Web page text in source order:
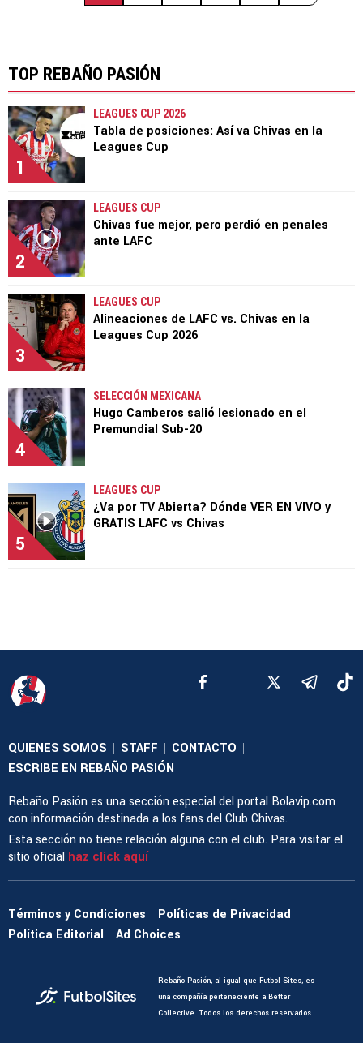
TOP REBAÑO PASIÓN
1
LEAGUES CUP 2026
Tabla de posiciones: Así va Chivas en la
Leagues Cup
2
LEAGUES CUP
Chivas fue mejor, pero perdió en penales
ante LAFC
3
LEAGUES CUP
Alineaciones de LAFC vs. Chivas en la
Leagues Cup 2026
4
SELECCIÓN MEXICANA
Hugo Camberos salió lesionado en el
Premundial Sub-20
5
LEAGUES CUP
¿Va por TV Abierta? Dónde VER EN VIVO y
GRATIS LAFC vs Chivas
QUIENES SOMOS | STAFF | CONTACTO |
ESCRIBE EN REBAÑO PASIÓN
Rebaño Pasión es una sección especial del portal Bolavip.com
con información destinada a los fans del Club Chivas.
Esta sección no tiene relación alguna con el club. Para visitar el
sitio oficial haz click aquí
Términos y Condiciones
Políticas de Privacidad
Política Editorial
Ad Choices
Rebaño Pasión, al igual que Futbol Sites, es
una compañía perteneciente a Better
Collective. Todos los derechos reservados.